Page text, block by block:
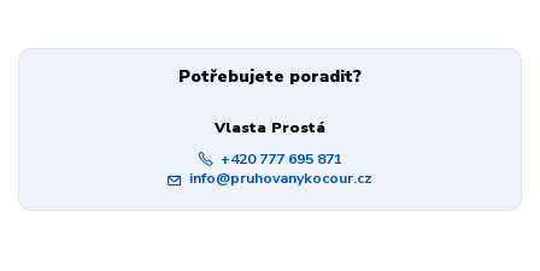
Potřebujete poradit?
Vlasta Prostá
+420 777 695 871
info@pruhovanykocour.cz